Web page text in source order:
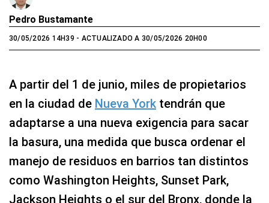
Pedro Bustamante
30/05/2026 14H39 - ACTUALIZADO A 30/05/2026 20H00
A partir del 1 de junio, miles de propietarios
en la ciudad de Nueva York tendrán que
adaptarse a una nueva exigencia para sacar
la basura, una medida que busca ordenar el
manejo de residuos en barrios tan distintos
como Washington Heights, Sunset Park,
Jackson Heights o el sur del Bronx, donde la